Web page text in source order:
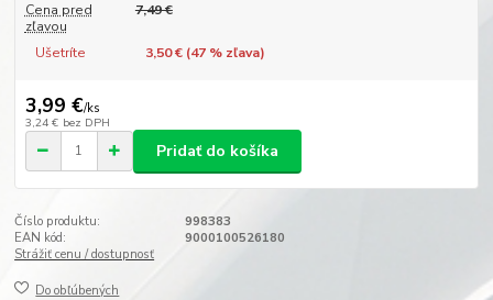
Cena pred
zľavou
7,49 €
Ušetríte 3,50 € (47% zľava)
3,99 €/ks
3,24 € bez DPH
Pridať do košíka
Číslo produktu:
998383
EAN kód:
9000100526180
Strážiť cenu / dostupnosť
Do obľúbených